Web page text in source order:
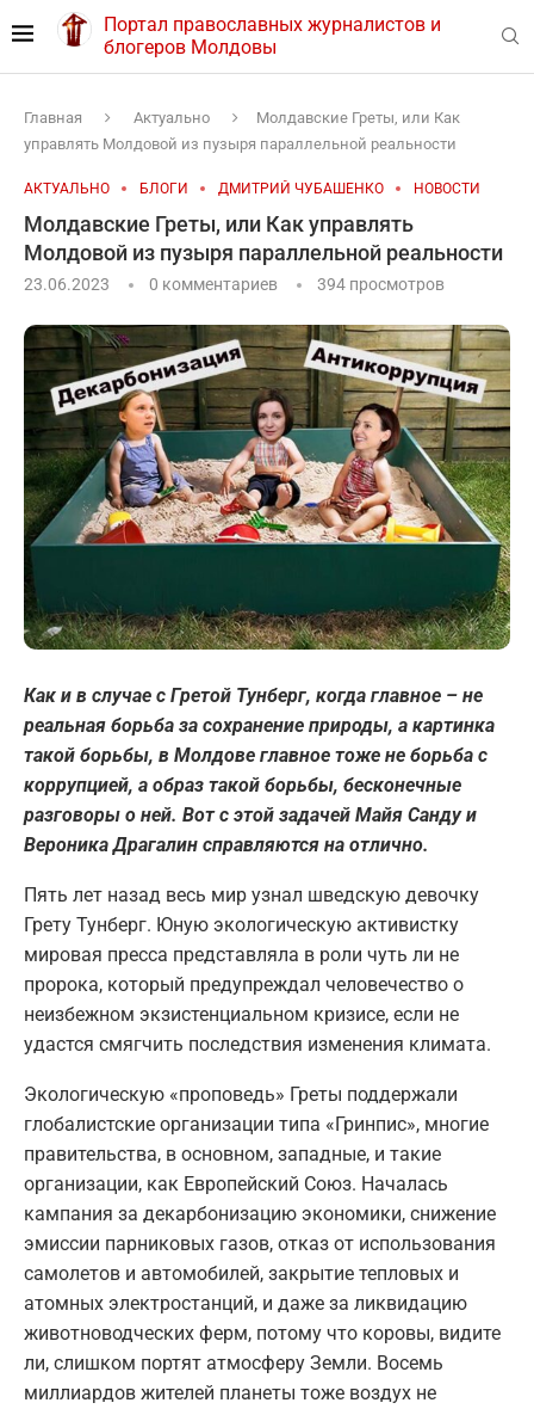
Портал православных журналистов и
блогеров Молдовы
Главная Актуально
Молдавские Греты, или Как
управлять Молдовой из пузыря параллельной реальности
АКТУАЛЬНО БЛОГИ ДМИТРИЙ ЧУБАШЕНКО НОВОСТИ
Молдавские Греты, или Как управлять
Молдовой из пузыря параллельной реальности
23.06.2023 0 комментариев 394 просмотров
Как и в случае с Гретой Тунберг, когда главное – не
реальная борьба за сохранение природы, а картинка
такой борьбы, в Молдове главное тоже не борьба с
коррупцией, а образ такой борьбы, бесконечные
разговоры о ней. Вот с этой задачей Майя Санду и
Вероника Драгалин справляются на отлично.
Пять лет назад весь мир узнал шведскую девочку
Грету Тунберг. Юную экологическую активистку
мировая пресса представляла в роли чуть ли не
пророка, который предупреждал человечество о
неизбежном экзистенциальном кризисе, если не
удастся смягчить последствия изменения климата.
Экологическую «проповедь» Греты поддержали
глобалистские организации типа «Гринпис», многие
правительства, в основном, западные, и такие
организации, как Европейский Союз. Началась
кампания за декарбонизацию экономики, снижение
эмиссии парниковых газов, отказ от использования
самолетов и автомобилей, закрытие тепловых и
атомных электростанций, и даже за ликвидацию
животноводческих ферм, потому что коровы, видите
ли, слишком портят атмосферу Земли. Восемь
миллиардов жителей планеты тоже воздух не